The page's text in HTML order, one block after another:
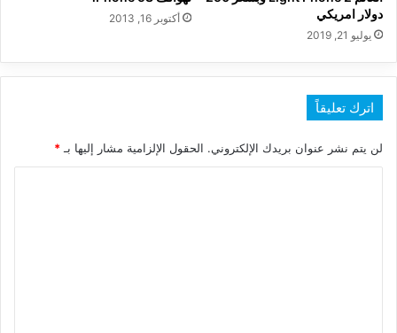
دولار امريكي
يوليو 21, 2019
أكتوبر 16, 2013
اترك تعليقاً
لن يتم نشر عنوان بريدك الإلكتروني. الحقول الإلزامية مشار إليها بـ*